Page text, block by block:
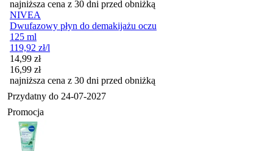
najniższa cena z 30 dni przed obniżką
NIVEA
Dwufazowy płyn do demakijażu oczu
125 ml
119,92 zł/l
Cena promocyjna
14,99 zł
16,99 zł
najniższa cena z 30 dni przed obniżką
Przydatny do 24-07-2027
Promocja